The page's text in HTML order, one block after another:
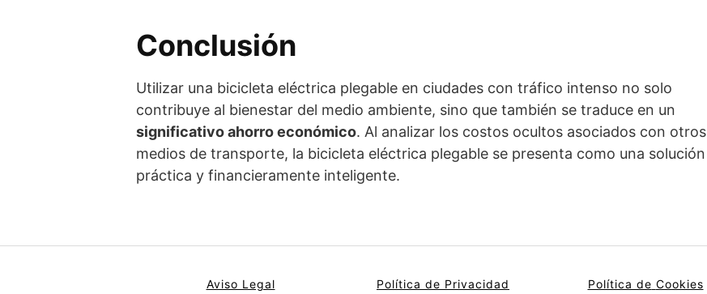
Conclusión
Utilizar una bicicleta eléctrica plegable en ciudades con tráfico intenso no solo
contribuye al bienestar del medio ambiente, sino que también se traduce en un
significativo ahorro económico. Al analizar los costos ocultos asociados con otros
medios de transporte, la bicicleta eléctrica plegable se presenta como una solución
práctica y financieramente inteligente.
Aviso Legal Política de Privacidad Política de Cookies